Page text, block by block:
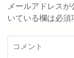
シ
ン
メールアドレスが
いている欄は必須